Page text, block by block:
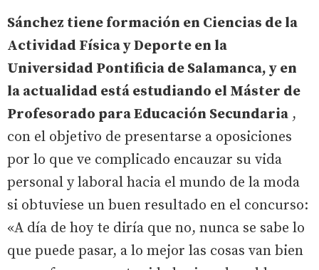
Sánchez tiene formación en Ciencias de la
Actividad Física y Deporte en la
Universidad Pontificia de Salamanca, y en
la actualidad está estudiando el Máster de
Profesorado para Educación Secundaria ,
con el objetivo de presentarse a oposiciones
por lo que ve complicado encauzar su vida
personal y laboral hacia el mundo de la moda
si obtuviese un buen resultado en el concurso:
«A día de hoy te diría que no, nunca se sabe lo
que puede pasar, a lo mejor las cosas van bien